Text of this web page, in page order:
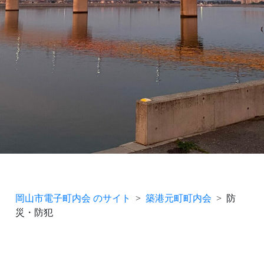
岡山市電子町内会 のサイト 築港元町町内会
防
災・防犯